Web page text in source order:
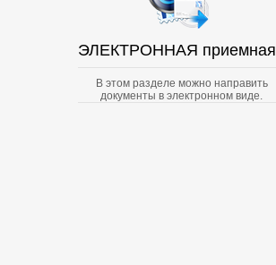
ЭЛЕКТРОННАЯ приемная
В этом разделе можно направить
документы в электронном виде.